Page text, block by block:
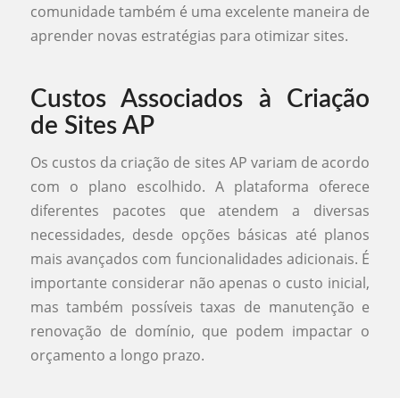
comunidade também é uma excelente maneira de
aprender novas estratégias para otimizar sites.
Custos Associados à Criação
de Sites AP
Os custos da criação de sites AP variam de acordo
com o plano escolhido. A plataforma oferece
diferentes pacotes que atendem a diversas
necessidades, desde opções básicas até planos
mais avançados com funcionalidades adicionais. É
importante considerar não apenas o custo inicial,
mas também possíveis taxas de manutenção e
renovação de domínio, que podem impactar o
orçamento a longo prazo.